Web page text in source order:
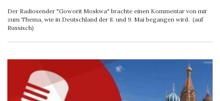
Der Radiosender "Goworit Moskwa" brachte einen Kommentar von mir
zum Thema, wie in Deutschland der 8. und 9. Mai begangen wird. (auf
Russisch)